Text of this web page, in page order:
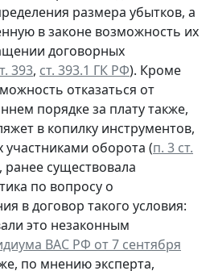
размера убытков, а
в законе возможность их
договорных
393, ст. 393.1 ГК РФ). Кроме
отказаться от
порядке за плату также,
в копилку инструментов,
оборота (п. 3 ст.
существовала
по вопросу о
в договор такого условия:
это незаконным
ВАС РФ от 7 сентября
по мнению эксперта,